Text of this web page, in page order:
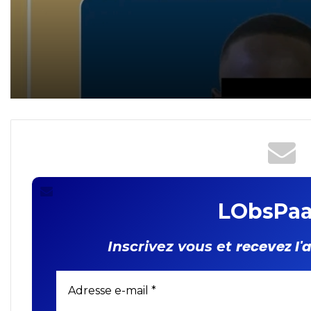
Inscrivez vous et recevez